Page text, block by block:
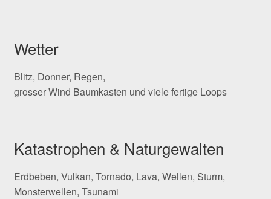
Wetter
Blitz, Donner, Regen,
grosser Wind Baumkasten und viele fertige Loops
Katastrophen & Naturgewalten
Erdbeben, Vulkan, Tornado, Lava, Wellen, Sturm,
Monsterwellen, Tsunami